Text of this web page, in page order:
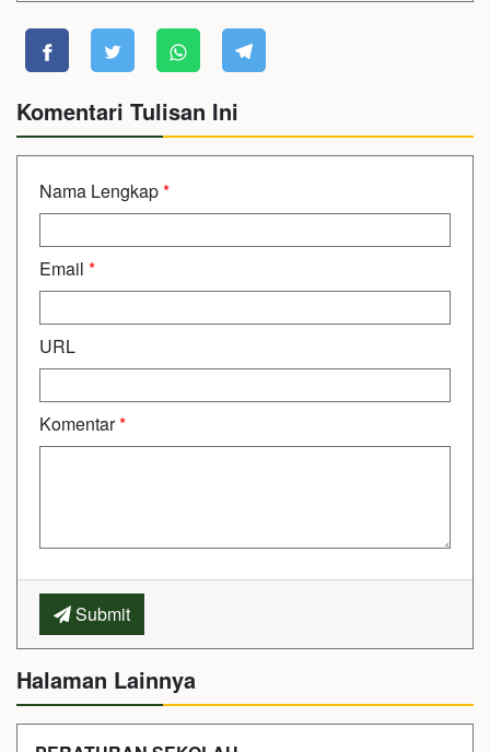
Komentari Tulisan Ini
Nama Lengkap*
Email *
URL
Komentar*
Submit
Halaman Lainnya